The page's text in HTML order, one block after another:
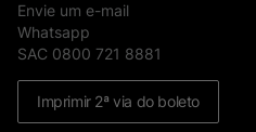
Envie um e-mail
Whatsapp
SAC 0800 721 8881
Imprimir 2ª via do boleto